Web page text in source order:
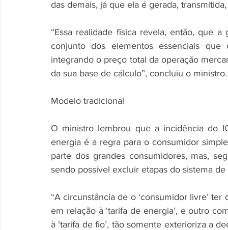
das demais, já que ela é gerada,
“Essa realidade física revela, então, que
conjunto dos elementos essenciais
integrando o preço total da operação
da sua base de cálculo”, concluiu o
Modelo tradicional
O ministro lembrou que a incidência do
energia é a regra para o consumidor
parte dos grandes consumidores, mas,
sendo possível excluir etapas do sistema
“A circunstância de o ‘consumidor livre’
em relação à ‘tarifa de energia’, e outro
à ‘tarifa de fio’, tão somente exterioriza a